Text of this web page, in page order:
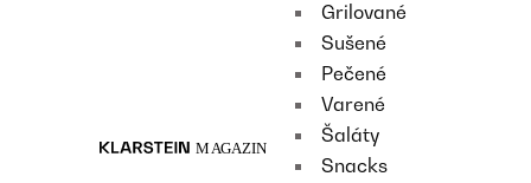
Grilované
Sušené
Pečené
Varené
Šaláty
Snacks